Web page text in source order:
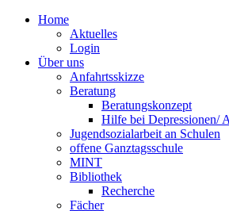
Home
Aktuelles
Login
Über uns
Anfahrtsskizze
Beratung
Beratungskonzept
Hilfe bei Depressionen/
Jugendsozialarbeit an Schulen
offene Ganztagsschule
MINT
Bibliothek
Recherche
Fächer